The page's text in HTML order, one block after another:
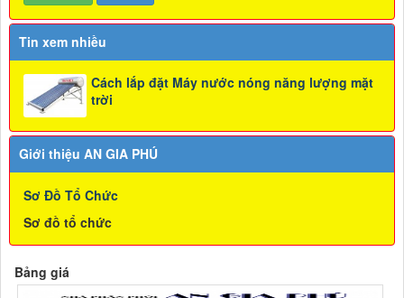
Tin xem nhiều
Cách lắp đặt Máy nước nóng năng lượng mặt
trời
Giới thiệu AN GIA PHÚ
Sơ Đồ Tổ Chức
Sơ đồ tổ chức
Bảng giá